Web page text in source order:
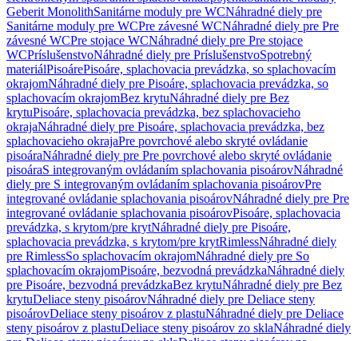
Geberit MonolithSanitárne moduly pre WCNáhradné diely pre
Sanitárne moduly pre WCPre závesné WCNáhradné diely pre Pre
závesné WCPre stojace WCNáhradné diely pre Pre stojace
WCPríslušenstvoNáhradné diely pre PríslušenstvoSpotrebný
materiálPisoárePisoáre, splachovacia prevádzka, so splachovacím
okrajomNáhradné diely pre Pisoáre, splachovacia prevádzka, so
splachovacím okrajomBez krytuNáhradné diely pre Bez
krytuPisoáre, splachovacia prevádzka, bez splachovacieho
okrajaNáhradné diely pre Pisoáre, splachovacia prevádzka, bez
splachovacieho okrajaPre povrchové alebo skryté ovládanie
pisoáraNáhradné diely pre Pre povrchové alebo skryté ovládanie
pisoáraS integrovaným ovládaním splachovania pisoárovNáhradné
diely pre S integrovaným ovládaním splachovania pisoárovPre
integrované ovládanie splachovania pisoárovNáhradné diely pre Pre
integrované ovládanie splachovania pisoárovPisoáre, splachovacia
prevádzka, s krytom/pre krytNáhradné diely pre Pisoáre,
splachovacia prevádzka, s krytom/pre krytRimlessNáhradné diely
pre RimlessSo splachovacím okrajomNáhradné diely pre So
splachovacím okrajomPisoáre, bezvodná prevádzkaNáhradné diely
pre Pisoáre, bezvodná prevádzkaBez krytuNáhradné diely pre Bez
krytuDeliace steny pisoárovNáhradné diely pre Deliace steny
pisoárovDeliace steny pisoárov z plastuNáhradné diely pre Deliace
steny pisoárov z plastuDeliace steny pisoárov zo sklaNáhradné diely